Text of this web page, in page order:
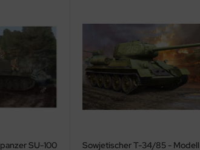
SU-100
Sowjetischer T-34/85 - Modell